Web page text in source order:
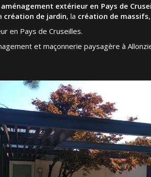
aménagement extérieur en Pays de
création de jardin, la création de massifs
en Pays de Cruseilles.
et maçonnerie paysagère à